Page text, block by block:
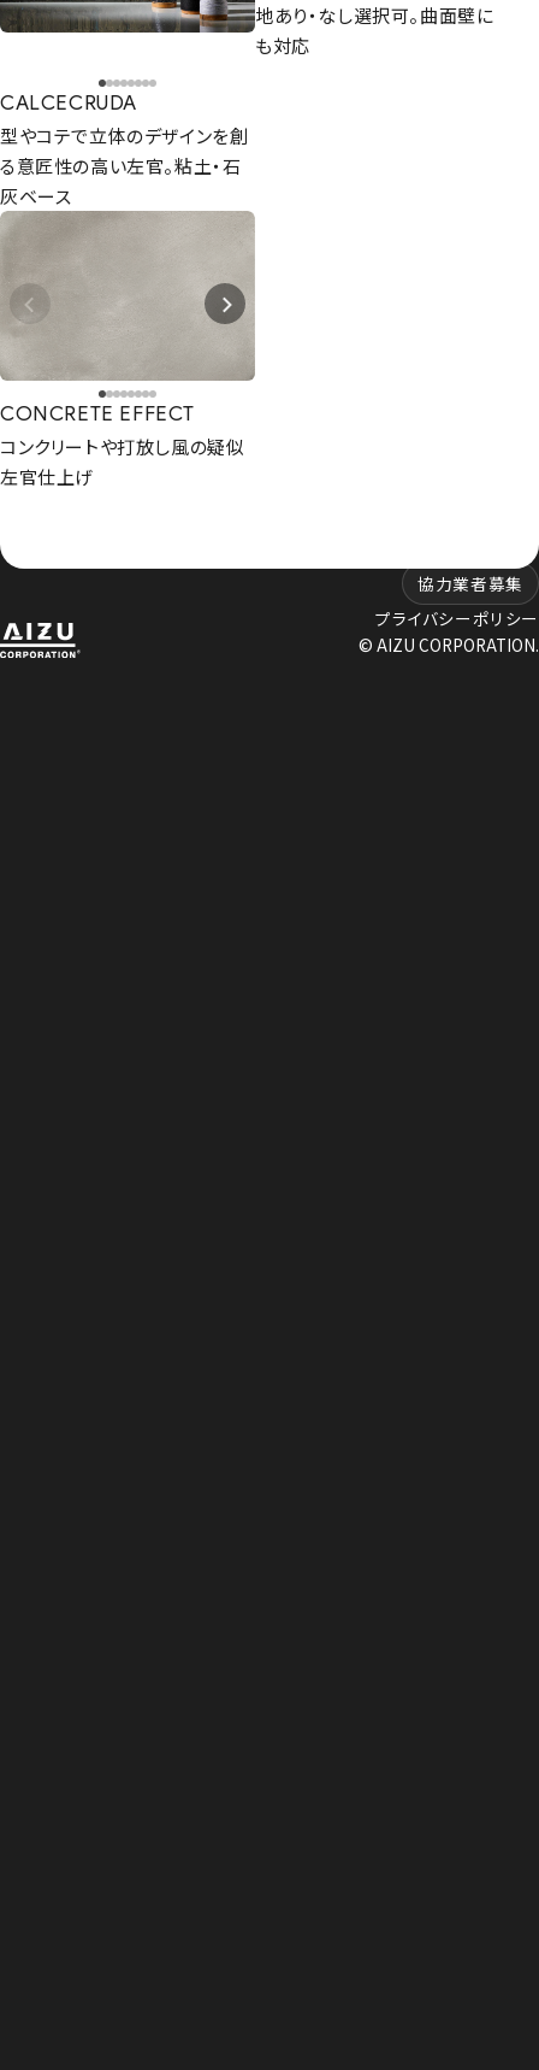
CALCECRUDA
型やコテで立体のデザインを創
る意匠性の高い左官。粘土・石
灰ベース
地あり・なし選択可。曲面壁に
も対応
CONCRETE EFFECT
コンクリートや打放し風の疑似
左官仕上げ
CONTACT
まずは相談からでも、お気軽にお問い合
わせください。
ADDRESS
東京都世田谷区新町3-23-2
TEL：03-3420-8484
兵庫県尼崎市名神町1丁目14-23
協力業者募集
プライバシーポリシー
© AIZU CORPORATION.